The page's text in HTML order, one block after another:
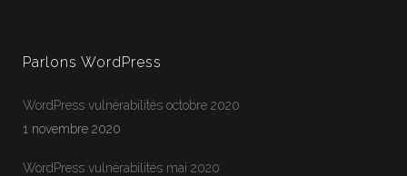
Parlons WordPress
WordPress vulnérabilités octobre 2020
1 novembre 2020
WordPress vulnérabilités mai 2020